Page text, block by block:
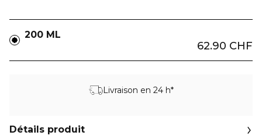
200 ML
62.90 CHF
Livraison en 24 h*
Détails produit